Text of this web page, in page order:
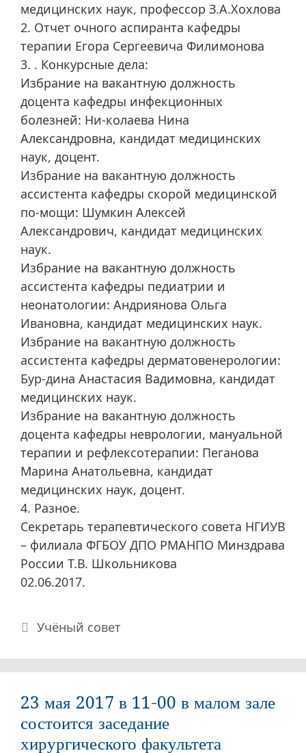
медицинских наук, профессор З.А.Хохлова
2. Отчет очного аспиранта кафедры
терапии Егора Сергеевича Филимонова
3. . Конкурсные дела:
Избрание на вакантную должность
доцента кафедры инфекционных
болезней: Ни-колаева Нина
Александровна, кандидат медицинских
наук, доцент.
Избрание на вакантную должность
ассистента кафедры скорой медицинской
по-мощи: Шумкин Алексей
Александрович, кандидат медицинских
наук.
Избрание на вакантную должность
ассистента кафедры педиатрии и
неонатологии: Андриянова Ольга
Ивановна, кандидат медицинских наук.
Избрание на вакантную должность
ассистента кафедры дерматовенерологии:
Бур-дина Анастасия Вадимовна, кандидат
медицинских наук.
Избрание на вакантную должность
доцента кафедры неврологии, мануальной
терапии и рефлексотерапии: Пеганова
Марина Анатольевна, кандидат
медицинских наук, доцент.
4. Разное.
Секретарь терапевтического совета НГИУВ
– филиала ФГБОУ ДПО РМАНПО Минздрава
России Т.В. Школьникова
02.06.2017.
Рубрики
Учёный совет
23 мая 2017 в 11-00 в малом зале
состоится заседание
хирургического факультета